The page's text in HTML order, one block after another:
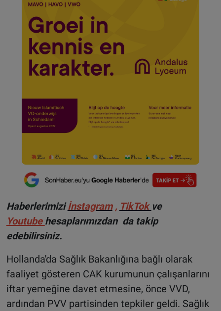
Haberlerimizi İnstagram , TikTok ve
Youtube hesaplarımızdan da takip
edebilirsiniz.
Hollanda'da Sağlık Bakanlığına bağlı olarak
faaliyet gösteren CAK kurumunun çalışanlarını
iftar yemeğine davet etmesine, önce VVD,
ardından PVV partisinden tepkiler geldi. Sağlık